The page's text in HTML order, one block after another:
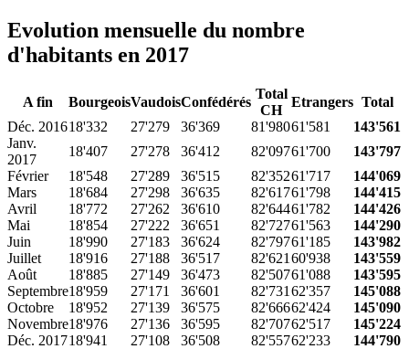
Evolution mensuelle du nombre
d'habitants en 2017
A fin BourgeoisVaudoisConfédérés
Total
CH
Etrangers Total
Déc. 201618'332 27'279 36'369 81'98061'581
143'561
Janv.
2017
18'407 27'278 36'412 82'09761'700
143'797
Février
18'548 27'289 36'515 82'35261'717
144'069
Mars
18'684 27'298 36'635 82'61761'798
144'415
Avril
18'772 27'262 36'610 82'64461'782
144'426
Mai
18'854 27'222 36'651 82'72761'563
144'290
Juin
18'990 27'183 36'624 82'79761'185
143'982
Juillet
18'916 27'188 36'517 82'621 60'938
143'559
Août
18'885 27'149 36'473 82'50761'088
143'595
Septembre18'959 27'171 36'601 82'731 62'357
145'088
Octobre
18'952 27'139 36'575 82'66662'424
145'090
Novembre18'976 27'136 36'595 82'70762'517
145'224
Déc. 201718'941 27'108 36'508 82'55762'233 144'790